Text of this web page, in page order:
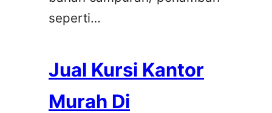
seperti…
Jual Kursi Kantor
Murah Di